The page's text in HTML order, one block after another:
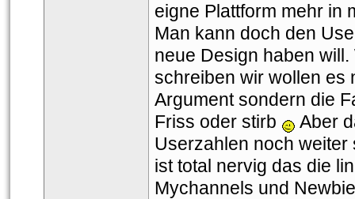
eigne Plattform mehr in
Man kann doch den
neue Design haben
chreiben wir wollen es
Argument sondern die
Friss oder stirb
Aber
Userzahlen noch
ist total nervig das die
Mychannels und